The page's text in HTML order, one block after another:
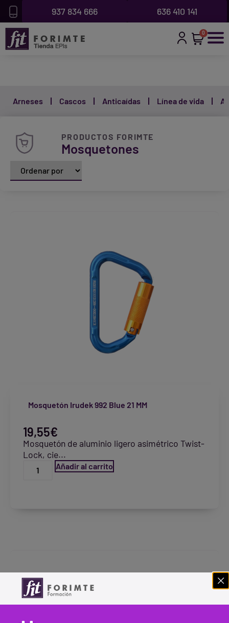
937 834 666 636 410 141
0
Arneses Cascos Anticaídas Línea de vida
PRODUCTOS FORIMTE
Mosquetones
Mosquetón Irudek 992 Blue 21 MM
19,55€
Mosquetón de aluminio ligero asimétrico Twist-
Lock, cie...
Añadir al carrito